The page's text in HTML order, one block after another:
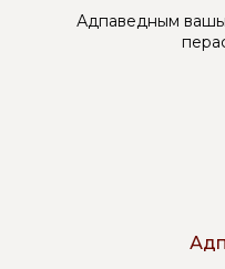
Адпаведным